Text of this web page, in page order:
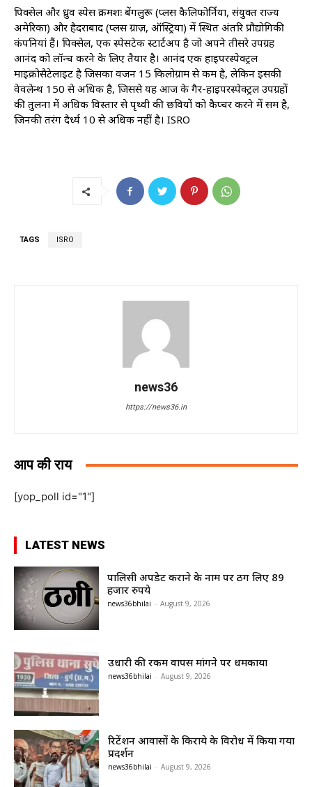
पिक्सेल और ध्रुव स्पेस क्रमशः बेंगलुरू (प्लस कैलिफोर्निया, संयुक्त राज्य
अमेरिका) और हैदराबाद (प्लस ग्राज़, ऑस्ट्रिया) में स्थित अंतरिक्ष प्रौद्योगिकी
कंपनियां हैं। पिक्सेल, एक स्पेसटेक स्टार्टअप है जो अपने तीसरे उपग्रह
आनंद को लॉन्च करने के लिए तैयार है। आनंद एक हाइपरस्पेक्ट्रल
माइक्रोसैटेलाइट है जिसका वजन 15 किलोग्राम से कम है, लेकिन इसकी
वेवलेन्थ 150 से अधिक है, जिससे यह आज के गैर-हाइपरस्पेक्ट्रल उपग्रहों
की तुलना में अधिक विस्तार से पृथ्वी की छवियों को कैप्चर करने में सक्षम है,
जिनकी तरंग दैर्ध्य 10 से अधिक नहीं है। ISRO
TAGS ISRO
news36
https://news36.in
आप की राय
[yop_poll id="1"]
LATEST NEWS
पालिसी अपडेट कराने के नाम पर ठग लिए 89
हजार रुपये
news36bhilai - August 9, 2026
उधारी की रकम वापस मांगने पर धमकाया
news36bhilai - August 9, 2026
रिटेंशन आवासों के किराये के विरोध में किया गया
प्रदर्शन
news36bhilai - August 9, 2026